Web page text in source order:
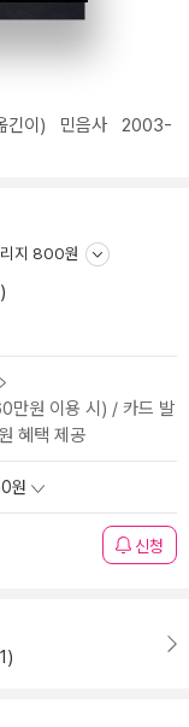
긴이) 민음사 2003-
지 800원
만원 이용 시) / 카드 발
혜택 제공
원
신청